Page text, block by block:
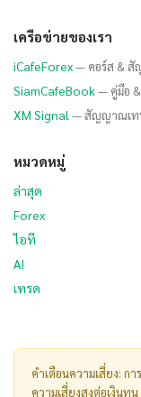
เครือข่ายของเรา
iCafeForex— คอร์ส &
SiamCafeBook— คู่มือ
XM Signal — สัญญาณเท
หมวดหมู่
ล่าสุด
Forex
ไอที
AI
เทรด
คำเตือนความเสี่ยง: ก
ความเสี่ยงสูงต่อเงินทุ